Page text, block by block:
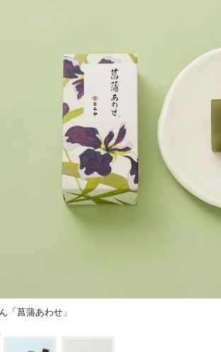
「菖蒲あわせ」